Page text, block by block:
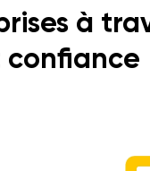
à
confiance